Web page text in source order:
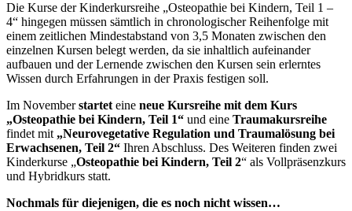
Die Kurse der Kinderkursreihe „Osteopathie bei Kindern, Teil 1 –
4“ hingegen müssen sämtlich in chronologischer Reihenfolge mit
einem zeitlichen Mindestabstand von 3,5 Monaten zwischen den
einzelnen Kursen belegt werden, da sie inhaltlich aufeinander
aufbauen und der Lernende zwischen den Kursen sein erlerntes
Wissen durch Erfahrungen in der Praxis festigen soll.
Im Novemberstartet eine neue Kursreihe mit dem Kurs
„Osteopathie bei Kindern, Teil 1“ und eine Traumakursreihe
findet mit „Neurovegetative Regulation und Traumalösung bei
Erwachsenen, Teil 2“ Ihren Abschluss. Des Weiteren finden zwei
Kinderkurse „Osteopathie bei Kindern, Teil 2“ als Vollpräsenzkurs
und Hybridkurs statt.
Nochmals für diejenigen, die es noch nicht wissen…